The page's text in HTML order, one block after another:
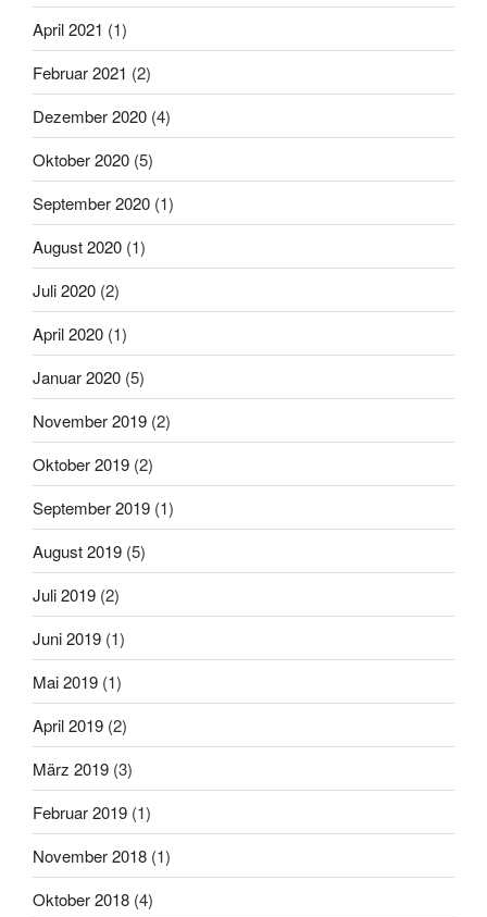
April 2021 (1)
Februar 2021 (2)
Dezember 2020 (4)
Oktober 2020 (5)
September 2020 (1)
August 2020 (1)
Juli 2020 (2)
April 2020 (1)
Januar 2020 (5)
November 2019 (2)
Oktober 2019 (2)
September 2019 (1)
August 2019 (5)
Juli 2019 (2)
Juni 2019 (1)
Mai 2019 (1)
April 2019 (2)
März 2019 (3)
Februar 2019 (1)
November 2018 (1)
Oktober 2018 (4)